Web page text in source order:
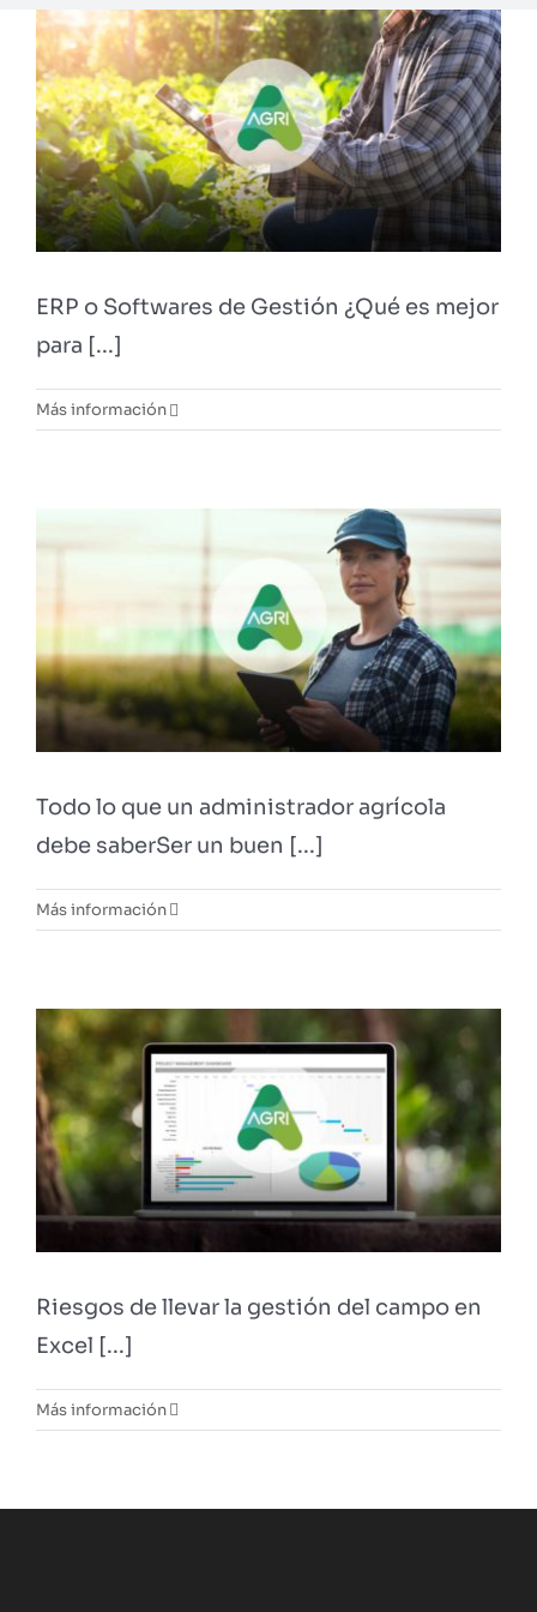
ERP o Softwares de Gestión ¿Qué es mejor
para [...]
Más información
Todo lo que un administrador agrícola
debe saberSer un buen [...]
Más información
Riesgos de llevar la gestión del campo en
Excel [...]
Más información